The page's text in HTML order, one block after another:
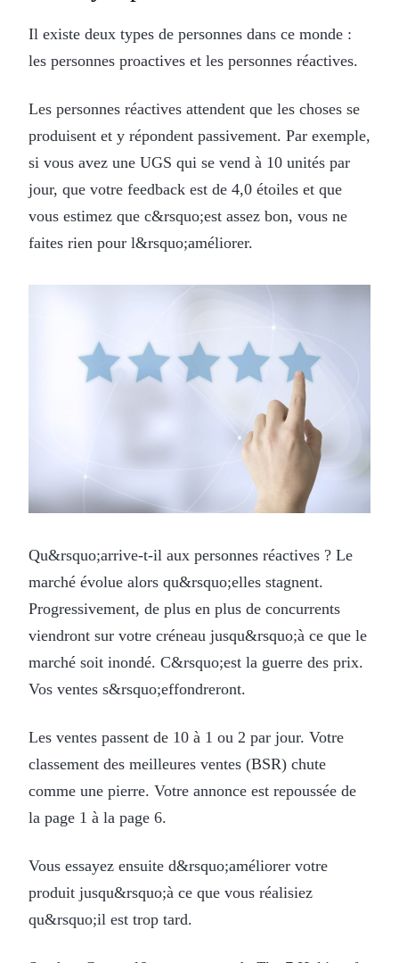
Il existe deux types de personnes dans ce monde :
les personnes proactives et les personnes réactives.
Les personnes réactives attendent que les choses se
produisent et y répondent passivement. Par exemple,
si vous avez une UGS qui se vend à 10 unités par
jour, que votre feedback est de 4,0 étoiles et que
vous estimez que c&rsquo;est assez bon, vous ne
faites rien pour l&rsquo;améliorer.
Qu&rsquo;arrive-t-il aux personnes réactives ? Le
marché évolue alors qu&rsquo;elles stagnent.
Progressivement, de plus en plus de concurrents
viendront sur votre créneau jusqu&rsquo;à ce que le
marché soit inondé. C&rsquo;est la guerre des prix.
Vos ventes s&rsquo;effondreront.
Les ventes passent de 10 à 1 ou 2 par jour. Votre
classement des meilleures ventes (BSR) chute
comme une pierre. Votre annonce est repoussée de
la page 1 à la page 6.
Vous essayez ensuite d&rsquo;améliorer votre
produit jusqu&rsquo;à ce que vous réalisiez
qu&rsquo;il est trop tard.